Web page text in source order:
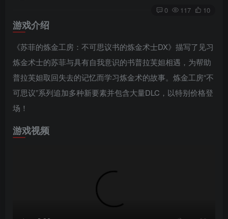
0 117 10
游戏介绍
《苏菲的炼金工房：不可思议书的炼金术士DX》描写了见习
炼金术士的苏菲与具有自我意识的书普拉芙妲相遇，为帮助
普拉芙妲取回失去的记忆而学习炼金术的故事。炼金工房“不
可思议”系列追加多种新要素并包含大量DLC，以特别价格登
场！
游戏视频